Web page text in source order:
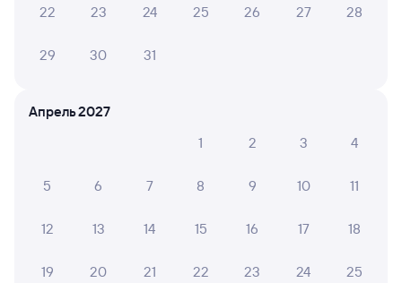
22 23 24 25 26 27 28
29 30 31
Апрель 2027
1
2 3 4
5 6 7 8 9 10 11
12 13 14 15 16 17 18
19 20 21 22 23 24 25